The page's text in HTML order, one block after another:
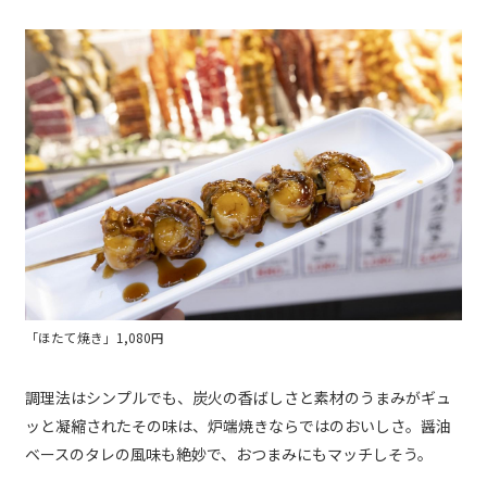
「ほたて焼き」1,080円
調理法はシンプルでも、炭火の香ばしさと素材のうまみがギュ
ッと凝縮されたその味は、炉端焼きならではのおいしさ。醤油
ベースのタレの風味も絶妙で、おつまみにもマッチしそう。